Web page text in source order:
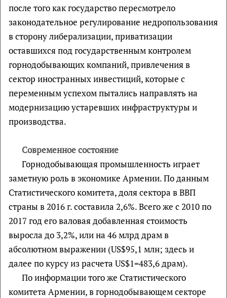
после того как государство пересмотрело
законодательное регулирование недропользования
в сторону либерализации, приватизации
оставшихся под государственным контролем
горнодобывающих компаний, привлечения в
сектор иностранных инвестиций, которые с
переменным успехом пытались направлять на
модернизацию устаревших инфраструктуры и
производства.
Современное состояние
Горнодобывающая промышленность играет
заметную роль в экономике Армении. По данным
Статистического комитета, доля сектора в ВВП
страны в 2016 г. составила 2,6%. Всего же с 2010 по
2017 год его валовая добавленная стоимость
выросла до 3,2%, или на 46 млрд драм в
абсолютном выражении (US$95,1 млн; здесь и
далее по курсу из расчета US$1=483,6 драм).
По информации того же Статистического
комитета Армении, в горнодобывающем секторе